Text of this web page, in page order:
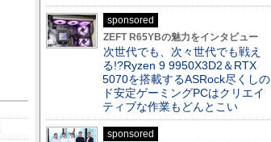
sponsored
ZEFT R65YBの魅力をインタビュー
次世代でも、次々世代でも戦え
る!?Ryzen 9 9950X3D2＆RTX
5070を搭載するASRock尽くしの
ド安定ゲーミングPCはクリエイ
ティブな作業もどんとこい
sponsored